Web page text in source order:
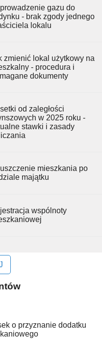
gazu do
- brak zgody jednego
lokalu
zmienić lokal użytkowy na
- procedura i
dokumenty
od zaległości
w 2025 roku -
stawki i zasady
mieszkania po
majątku
wspólnoty
o przyznanie dodatku